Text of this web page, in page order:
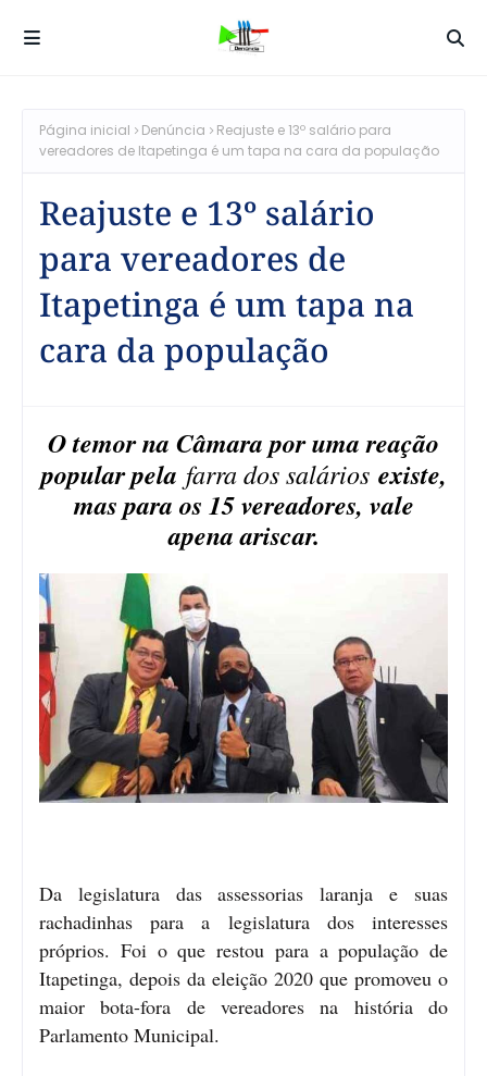
Página inicial Denúncia
Reajuste e 13º salário para
vereadores de Itapetinga é um tapa na cara da população
Reajuste e 13º salário
para vereadores de
Itapetinga é um tapa na
cara da população
O temor na Câmara por uma reação
popular pela farra dos salários existe,
mas para os 15 vereadores, vale
apena ariscar.
Da legislatura das assessorias laranja e suas
rachadinhas para a legislatura dos interesses
próprios. Foi o que restou para a população de
Itapetinga, depois da eleição 2020 que promoveu o
maior bota-fora de vereadores na história do
Parlamento Municipal.